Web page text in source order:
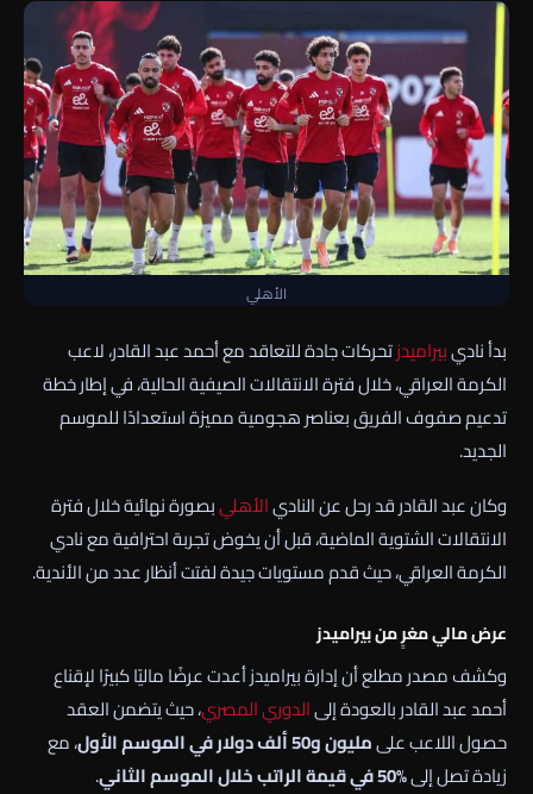
الأهلي
بدأ ناديبيراميدزتحركات جادة للتعاقد مع أحمد عبد القادر، لاعب
الكرمة العراقي، خلال فترة الانتقالات الصيفية الحالية، في إطار خطة
تدعيم صفوف الفريق بعناصر هجومية مميزة استعدادًا للموسم
الجديد.
وكان عبد القادر قد رحل عن الناديالأهليبصورة نهائية خلال فترة
الانتقالات الشتوية الماضية، قبل أن يخوض تجربة احترافية مع نادي
الكرمة العراقي، حيث قدم مستويات جيدة لفتت أنظار عدد من الأندية.
عرض مالي مغرٍ من بيراميدز
وكشف مصدر مطلع أن إدارة بيراميدز أعدت عرضًا ماليًا كبيرًا لإقناع
أحمد عبد القادر بالعودة إلىالدوري المصري، حيث يتضمن العقد
حصول اللاعب علىمليون و50 ألف دولار في الموسم الأول
، مع
زيادة تصل إلى50% في قيمة الراتب خلال الموسم الثاني
.